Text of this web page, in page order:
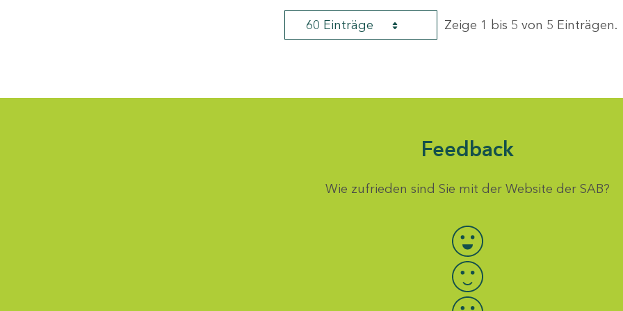
60 Einträge Zeige 1 bis 5 von 5 Einträgen.
Feedback
Wie zufrieden sind Sie mit der Website der SAB?
Bewertung auswählen